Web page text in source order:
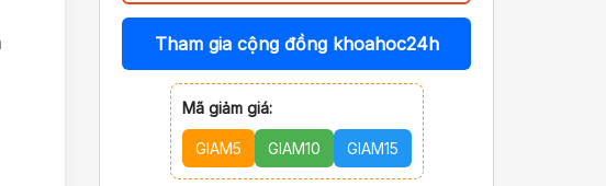
Tham gia cộng đồng khoahoc24h
Mã giảm giá:
GIAM5 GIAM10 GIAM15